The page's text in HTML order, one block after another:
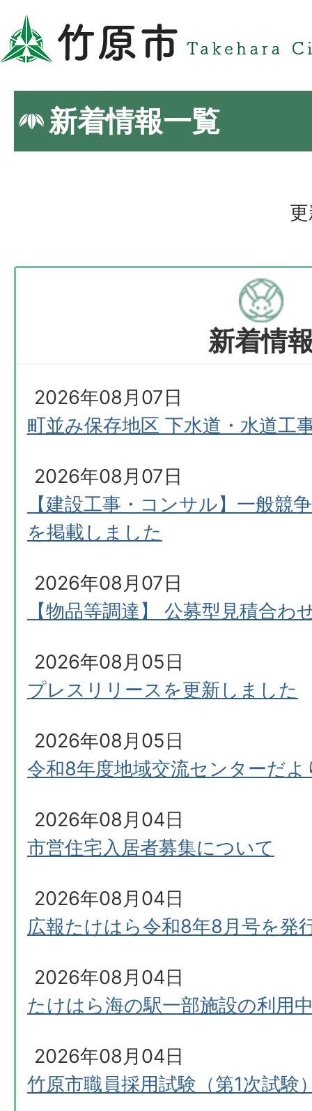
新着情報一覧
新着情
2026年08月07日
町並み保存地区 下水道・水道工
2026年08月07日
【建設工事・コンサル】一般競
を掲載しました
2026年08月07日
【物品等調達】 公募型見積合わ
2026年08月05日
プレスリリースを更新しました
2026年08月05日
令和8年度地域交流センターだよ
2026年08月04日
市営住宅入居者募集について
2026年08月04日
広報たけはら令和8年8月号を発
2026年08月04日
たけはら海の駅一部施設の利用
2026年08月04日
竹原市職員採用試験（第1次試験